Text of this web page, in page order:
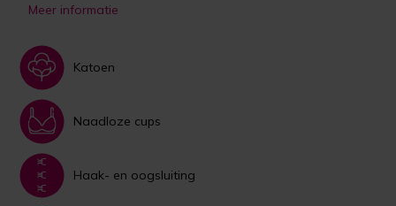
Meer informatie
Katoen
Naadloze cups
Haak- en oogsluiting